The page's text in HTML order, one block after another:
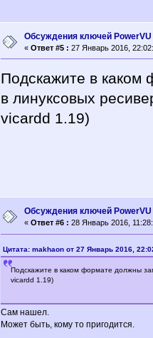
Обсуждения ключей PowerVU
« Ответ #5 : 27 Январь 2016,
Подскажите в каком
в линуксовых
vicardd 1.19)
Обсуждения ключей PowerVU
« Ответ #6 : 28 Январь 2016,
Цитата: makhaon от 27 Январь 2016,
Подскажите в каком формате должны
vicardd 1.19)
Сам нашел.
Может быть, кому то пригодится.